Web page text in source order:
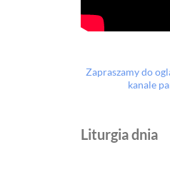
Zapraszamy do
kanale
Liturgia dnia